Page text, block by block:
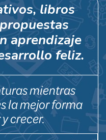
libros
aprendizaje
feliz.
mientras
la mejor forma
crecer.